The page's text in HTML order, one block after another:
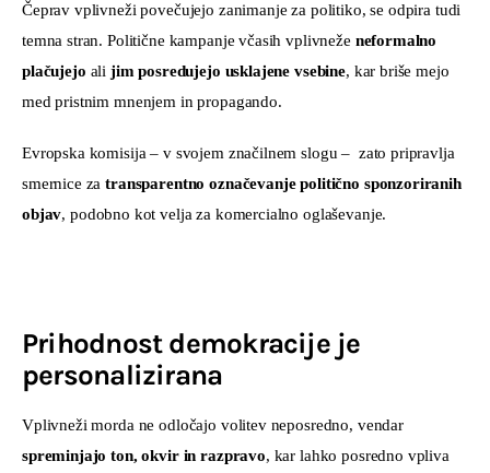
Čeprav vplivneži povečujejo zanimanje za politiko, se odpira tudi
temna stran. Politične kampanje včasih vplivneže neformalno
plačujejo ali jim posredujejo usklajene vsebine, kar briše mejo
med pristnim mnenjem in propagando.
Evropska komisija – v svojem značilnem slogu –  zato pripravlja
smernice za transparentno označevanje politično sponzoriranih
objav, podobno kot velja za komercialno oglaševanje.
Prihodnost demokracije je
personalizirana
Vplivneži morda ne odločajo volitev neposredno, vendar
spreminjajo ton, okvir in razpravo, kar lahko posredno vpliva